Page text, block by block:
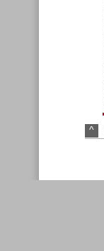
^